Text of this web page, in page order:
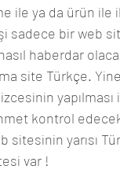
ile ya da ürün ile
sadece bir web
haberdar
site Türkçe.
kontrol
yarısı
var !